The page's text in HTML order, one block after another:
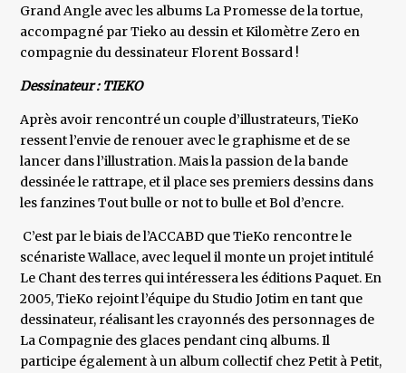
Grand Angle avec les albums La Promesse de la tortue,
accompagné par Tieko au dessin et Kilomètre Zero en
compagnie du dessinateur Florent Bossard !
Dessinateur : TIEKO
Après avoir rencontré un couple d’illustrateurs, TieKo
ressent l’envie de renouer avec le graphisme et de se
lancer dans l’illustration. Mais la passion de la bande
dessinée le rattrape, et il place ses premiers dessins dans
les fanzines Tout bulle or not to bulle et Bol d’encre.
C’est par le biais de l’ACCABD que TieKo rencontre le
scénariste Wallace, avec lequel il monte un projet intitulé
Le Chant des terres qui intéressera les éditions Paquet. En
2005, TieKo rejoint l’équipe du Studio Jotim en tant que
dessinateur, réalisant les crayonnés des personnages de
La Compagnie des glaces pendant cinq albums. Il
participe également à un album collectif chez Petit à Petit,